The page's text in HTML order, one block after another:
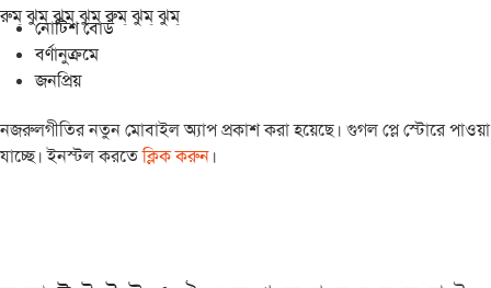
রুম্ ঝুম্ ঝুম্ ঝুম্ রুম্ ঝুম্ ঝুম্
নোটিশ বোর্ড
বর্ণানুক্রমে
জনপ্রিয়
নজরুলগীতির নতুন মোবাইল অ্যাপ প্রকাশ করা হয়েছে। গুগল প্লে স্টোরে পাওয়া
যাচ্ছে। ইনস্টল করতেক্লিক করুন।